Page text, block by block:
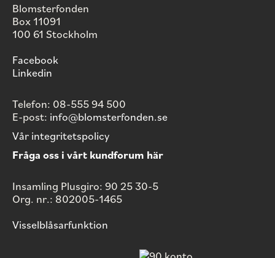
Blomsterfonden
Box 11091
100 61 Stockholm
Facebook
Linkedin
Telefon: 08-555 94 500
E-post: info@blomsterfonden.se
Vår integritetspolicy
Fråga oss i vårt kundforum här
Insamling Plusgiro: 90 25 30-5
Org. nr.: 802005-1465
Visselblåsarfunktion